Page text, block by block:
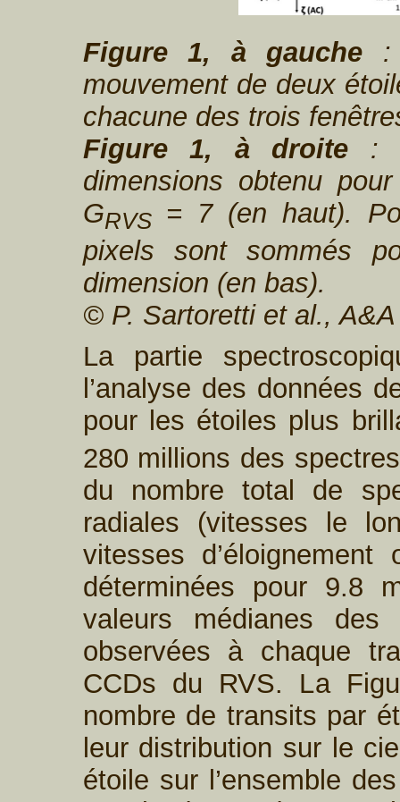
Figure 1, à gauche :
mouvement de deux
chacune des trois
Figure 1, à droite :
dimensions obtenu
GRVS= 7 (en haut).
pixels sont sommés
dimension (en bas).
© P. Sartoretti et al.,
La partie
l’analyse des données
pour les étoiles plus
280 millions des
du nombre total de
radiales (vitesses le
vitesses
déterminées pour 9.8
valeurs médianes des
observées à chaque
CCDs du RVS. La
nombre de transits par
leur distribution sur le
étoile sur l’ensemble